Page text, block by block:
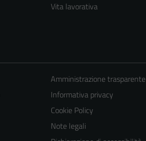
Vita lavorativa
Amministrazione trasparente
Informativa privacy
Cookie Policy
Note legali